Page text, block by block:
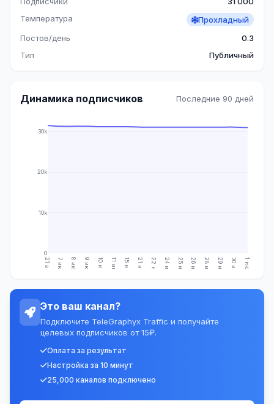
Температура
Прохладный
Постов/день
0.3
Тип
Публичный
Динамика подписчиков Последние 90 дней
21 апр. 7 июн. 8 июн. 9 июн. 10 июн. 11 июн. 15 июн. 21 июн. 22 июн. 24 июн. 25 июн. 26 июн. 28 июн. 29 июн. 30 июн. 1 июл.
0
10k
20k
30k
Это ваш канал?
Подключите TeleGraphyx Traffic и получайте
целевых подписчиков от 15₽.
Оплата за результат
Настройка за 10 минут
25,000 каналов подключено